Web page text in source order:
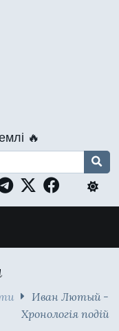
🔥
Иван Лютый -
Хронологiя подiй